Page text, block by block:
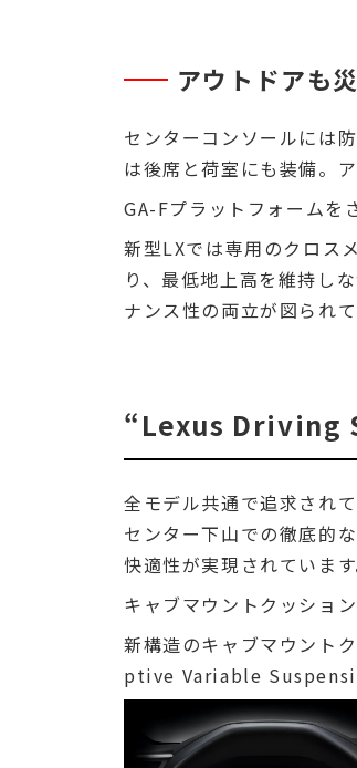
アウトドアも
センターコンソールには
は後席と荷室にも装備。
GA-Fプラットフォームを
新型LXでは専用のクロス
り、最低地上高を維持し
ナンス性の両立が図られて
“Lexus Driving
全モデル共通で追求され
センター下山での徹底的
快適性が実現されています
キャブマウントクッショ
新構造のキャブマウント
ptive Variable